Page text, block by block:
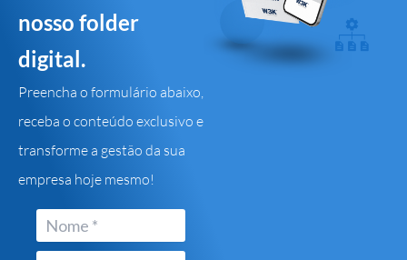
nosso folder
digital.
Preencha o formulário abaixo,
receba o conteúdo exclusivo e
transforme a gestão da sua
empresa hoje mesmo!